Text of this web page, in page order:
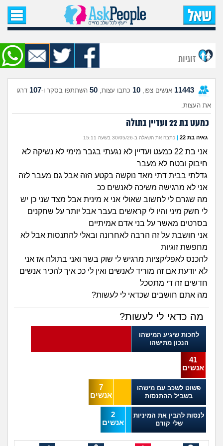
עמוד הבית
שאל שאלה
שאלות חדשות
שאלות שעוררו עניין
מה קורה כאן?
מתחם הטיפים
מדורים
הורות ומשפחה
מהבקו"ם... ועד מתי?!
לימודים וסטודנטים
חיפוש שאלות
זוגיות
11443 אנשים צפו, 10 כתבו עצות, 50 השתתפו בסקר ו-107 דרגו
את העצות.
כמעט בת 22 ועדיין בתולה
גאיה בת 22 | כתבה את השאלה ב-30/05/26 בשעה 15:11
אני בת 22 כמעט ועדיין לא נגעתי בגבר מימי לא נשיקה לא
חיבוק ובטח לא מעבר
גדלתי בבית דתי מאד נוקשה בקטע הזה אבל גם מעבר לזה
אני לא מרגישה משיכה לאנשים ככ
מה שגרם לי לחשוב שאולי אני א מינית אבל מצד שני כן יש
לי חשק מיני והיו לי קראשים בעבר אבל יותר על שחקנים
בסרטים מאשר על בני אדם אמיתיים
אני חושבת על זה הרבה לאחרונה ובאלי להתנסות אבל לא
מחפשת זוגיות
להכנס לאפליקציות מרגיש לי שוק בשר ואני בתולה אז אני
לא יודעת אם זה מוריד לאנשים ואין לי ככ איך להכיר אנשים
חדשים זה די מתסכל
מה אתם חושבים שכדאי לי לעשות?
מה כדאי לי לעשות?
לחכות שיגיע המישהו
הנכון מתישהו
41
אנשים
פשוט לשכב עם מישהו
בשביל ההתנסות
7
אנשים
לנסות להבין את המיניות
שלי קודם
2
אנשים